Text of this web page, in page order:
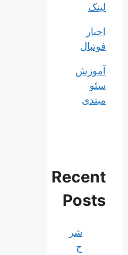
لینک
اخبار
فوتبال
آموزش
سئو
مبتدی
Recent
Posts
شر
ح